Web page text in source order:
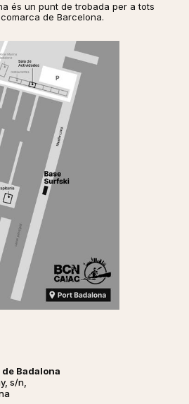
és un punt de trobada per a tots
de Barcelona.
Badalona
s/n,